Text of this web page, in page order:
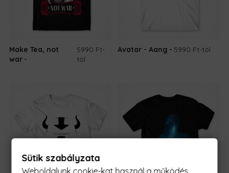
Make Tea, not
war
5990 Ft-
tól
Avatar - Aang 5990 Ft-tól
Sütik szabályzata
Weboldalunk cookie-kat használ a működés